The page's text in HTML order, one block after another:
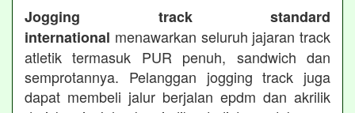
Jogging track standard
international menawarkan seluruh jajaran track
atletik termasuk PUR penuh, sandwich dan
semprotannya. Pelanggan jogging track juga
dapat membeli jalur berjalan epdm dan akrilik